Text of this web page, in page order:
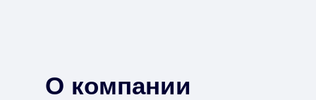
О компании